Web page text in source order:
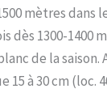
mètres
1300-1400
de la saison.
à 30 cm